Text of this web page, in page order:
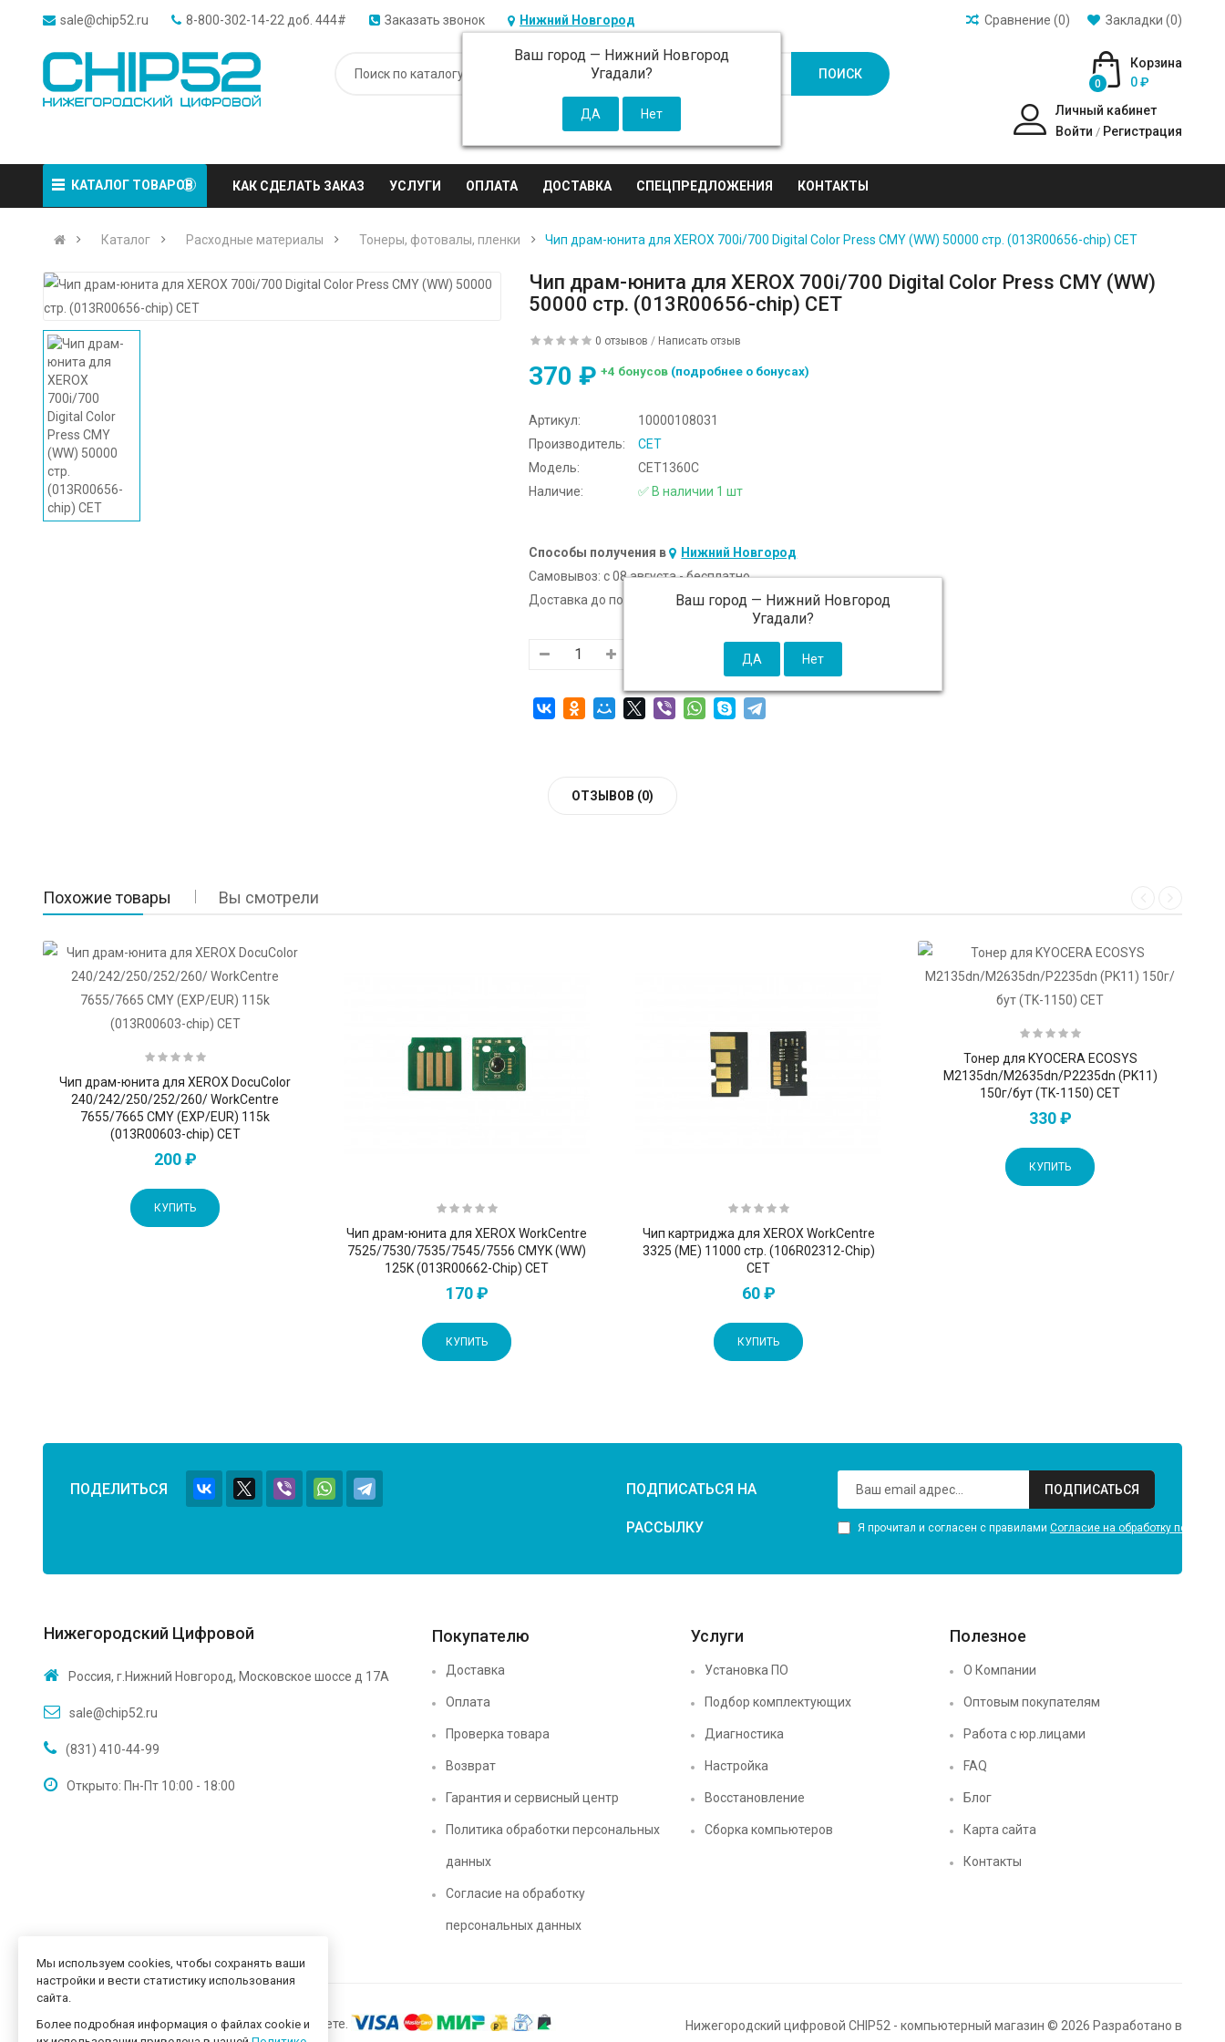
sale@chip52.ru 8-800-302-14-22 доб. 444# Заказать звонок Нижний Новгород
Ваш город — Нижний Новгород
Угадали?
Закладки (0)
Сравнение (0)
ПОИСК
Корзина
0
0 ₽
Личный кабинет
Войти / Регистрация
КАТАЛОГ ТОВАРОВ КАК СДЕЛАТЬ ЗАКАЗ УСЛУГИ ОПЛАТА ДОСТАВКА СПЕЦПРЕДЛОЖЕНИЯ КОНТАКТЫ
Каталог Расходные материалы Тонеры, фотовалы, пленки Чип драм-юнита для XEROX 700i/700 Digital Color Press CMY (WW) 50000 стр. (013R00656-chip) CET
Чип драм-юнита для XEROX 700i/700 Digital Color Press CMY (WW)
50000 стр. (013R00656-chip) CET
0 отзывов / Написать отзыв
370 ₽ +4 бонусов (подробнее о бонусах)
Артикул:
10000108031
Производитель:
CET
Модель:
CET1360C
Наличие:
✅ В наличии 1 шт
Способы получения в Нижний Новгород
Ваш город — Нижний Новгород
Угадали?
Самовывоз: c 08 августа - бесплатно
Доставка до подъезда:
c 08 августа - 300 ₽ (от 5 000 ₽ бесплатно)
ОТЗЫВОВ (0)
Похожие товары Вы смотрели
Чип драм-юнита для XEROX DocuColor
240/242/250/252/260/ WorkCentre
7655/7665 CMY (EXP/EUR) 115k
(013R00603-chip) CET
200 ₽
КУПИТЬ
Чип драм-юнита для XEROX WorkCentre
7525/7530/7535/7545/7556 CMYK (WW)
125K (013R00662-Chip) CET
170 ₽
КУПИТЬ
Чип картриджа для XEROX WorkCentre
3325 (ME) 11000 стр. (106R02312-Chip)
CET
60 ₽
КУПИТЬ
Тонер для KYOCERA ECOSYS
M2135dn/M2635dn/P2235dn (PK11)
150г/бут (TK-1150) CET
330 ₽
КУПИТЬ
ПОДЕЛИТЬСЯ ПОДПИСАТЬСЯ НА
РАССЫЛКУ
ПОДПИСАТЬСЯ
Я прочитал и согласен с правилами Согласие на обработку
Нижегородский Цифровой
Россия, г.Нижний Новгород, Московское шоссе д 17А
sale@chip52.ru
(831) 410-44-99
Открыто: Пн-Пт 10:00 - 18:00
Покупателю
Доставка
Оплата
Проверка товара
Возврат
Гарантия и сервисный центр
Политика обработки персональных
данных
Согласие на обработку
персональных данных
Услуги
Установка ПО
Подбор комплектующих
Диагностика
Настройка
Восстановление
Сборка компьютеров
Полезное
О Компании
Оптовым покупателям
Работа с юр.лицами
FAQ
Блог
Карта сайта
Контакты
Нижегородский цифровой CHIP52 - компьютерный магазин © 2026 Разработано в
Мы используем cookies, чтобы сохранять ваши
настройки и вести статистику использования
сайта.
Более подробная информация о файлах cookie и